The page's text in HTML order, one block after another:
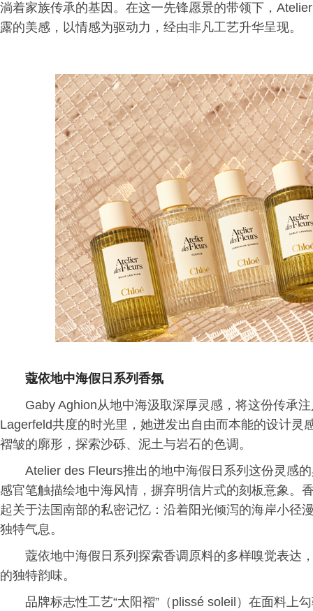
淌着家族传承的基因。在这一先锋愿景的带领下，
露的美感，以情感为驱动力，经由非凡工艺升华呈现。
蔻依地中海假日系列香氛
Gaby Aghion从地中海汲取深厚灵感，将这份传承
Lagerfeld共度的时光里，她迸发出自由而本能的设计
褶皱的廓形，探索沙砾、泥土与岩石的色调。
Atelier des Fleurs推出的地中海假日系列这份灵感
感官笔触描绘地中海风情，摒弃明信片式的刻板意象。
起关于法国南部的私密记忆：沿着阳光倾泻的海岸小径
独特气息。
蔻依地中海假日系列探索香调原料的多样嗅觉表达
的独特韵味。
品牌标志性工艺“太阳褶”（plissé soleil）在面料上